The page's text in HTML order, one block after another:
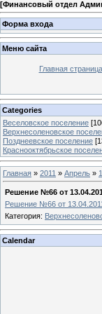
[Финансовый отдел
Форма входа
Меню сайта
Главная страница
Categories
Веселовское поселение
Верхнесоленовское
Позднеевское поселение
Краснооктябрьское
Главная » 2011 » Апрель »
Решение №66 от
Решение №66 от 13.04.2011
Категория:
Calendar